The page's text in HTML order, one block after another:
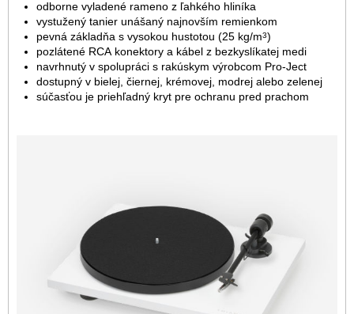
odborne vyladené rameno z ľahkého hliníka
vystužený tanier unášaný najnovším remienkom
pevná základňa s vysokou hustotou (25 kg/m3)
pozlátené RCA konektory a kábel z bezkyslíkatej medi
navrhnutý v spolupráci s rakúskym výrobcom Pro-Ject
dostupný v bielej, čiernej, krémovej, modrej alebo zelenej
súčasťou je priehľadný kryt pre ochranu pred prachom